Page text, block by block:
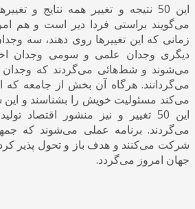
این 50 نتیجه و تغییر همه نتایج و
می‌گویند براستی فردا دیر است و هم
زمانی که این تغییر‌ها روی دهند، سه
دیگری وجدان علمی و سومی وجدان
می‌شوند و شط‌هائی می‌گردند که وجدان
می‌گردانند. هرگاه آن بخش از جامعه
می‌کند مسئولیت خویش را بشناسند و این
این 50 تغییر و نیز منشور اقتصاد
می‌گردند. برنامه عملی می‌شوند که
شرکت می‌کنند و هدف باز و تحول پذیر
جهان امروز می‌گردد.